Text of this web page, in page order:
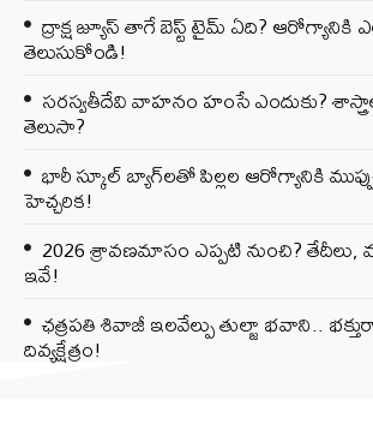
ద్రాక్ష జ్యూస్ తాగే బెస్ట్ టైమ్ ఏది? ఆరోగ్యానికి
తెలుసుకోండి!
సరస్వతీదేవి వాహనం హంసే ఎందుకు?
తెలుసా?
భారీ స్కూల్ బ్యాగ్‌లతో పిల్లల ఆరోగ్యానికి
హెచ్చరిక!
2026 శ్రావణమాసం ఎప్పటి నుంచి? తేదీలు,
ఇవే!
ఛత్రపతి శివాజీ ఇలవేల్పు తుల్జా భవాని..
దివ్యక్షేత్రం!